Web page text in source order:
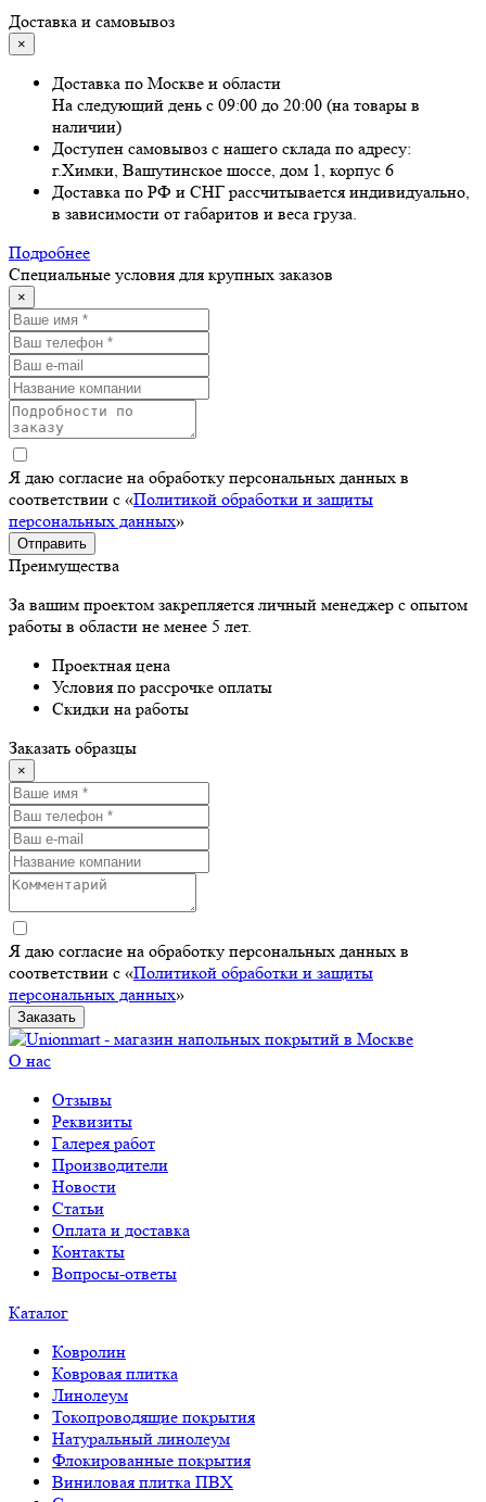
Доставка и самовывоз
×
Доставка по Москве и области
На следующий день с 09:00 до 20:00 (на товары в
наличии)
Доступен самовывоз с нашего склада по адресу:
г.Химки, Вашутинское шоссе, дом 1, корпус 6
Доставка по РФ и СНГ рассчитывается индивидуально,
в зависимости от габаритов и веса груза.
Подробнее
Специальные условия для крупных заказов
×
Я даю согласие на обработку персональных данных в
соответствии с «Политикой обработки и защиты
персональных данных»
Отправить
Преимущества
За вашим проектом закрепляется личный менеджер с опытом
работы в области не менее 5 лет.
Проектная цена
Условия по рассрочке оплаты
Скидки на работы
Заказать образцы
×
Я даю согласие на обработку персональных данных в
соответствии с «Политикой обработки и защиты
персональных данных»
Заказать
О нас
Отзывы
Реквизиты
Галерея работ
Производители
Новости
Статьи
Оплата и доставка
Контакты
Вопросы-ответы
Каталог
Ковролин
Ковровая плитка
Линолеум
Токопроводящие покрытия
Натуральный линолеум
Флокированные покрытия
Виниловая плитка ПВХ